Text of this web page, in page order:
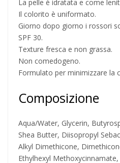
La pelle è idratata e come
Il colorito è uniformato.
Giorno dopo giorno i rossori
SPF 30.
Texture fresca e non grassa.
Non comedogeno.
Formulato per minimizzare la
Composizione
Aqua/Water, Glycerin,
Shea Butter, Diisopropyl
Alkyl Dimethicone,
Ethylhexyl